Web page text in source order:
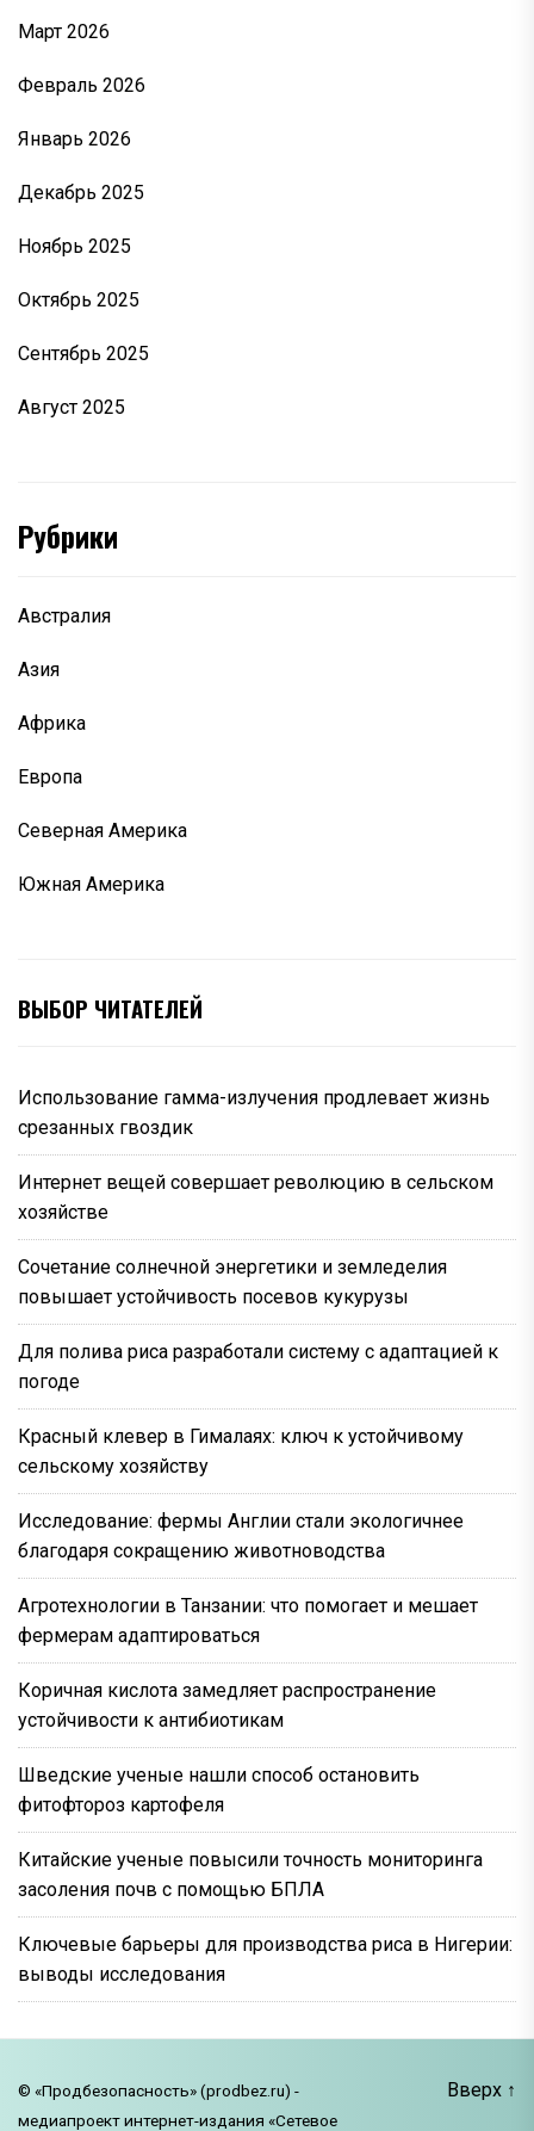
Март 2026
Февраль 2026
Январь 2026
Декабрь 2025
Ноябрь 2025
Октябрь 2025
Сентябрь 2025
Август 2025
Рубрики
Австралия
Азия
Африка
Европа
Северная Америка
Южная Америка
ВЫБОР ЧИТАТЕЛЕЙ
Использование гамма-излучения продлевает жизнь
срезанных гвоздик
Интернет вещей совершает революцию в сельском
хозяйстве
Сочетание солнечной энергетики и земледелия
повышает устойчивость посевов кукурузы
Для полива риса разработали систему с адаптацией к
погоде
Красный клевер в Гималаях: ключ к устойчивому
сельскому хозяйству
Исследование: фермы Англии стали экологичнее
благодаря сокращению животноводства
Агротехнологии в Танзании: что помогает и мешает
фермерам адаптироваться
Коричная кислота замедляет распространение
устойчивости к антибиотикам
Шведские ученые нашли способ остановить
фитофтороз картофеля
Китайские ученые повысили точность мониторинга
засоления почв с помощью БПЛА
Ключевые барьеры для производства риса в Нигерии:
выводы исследования
© «Продбезопасность» (prodbez.ru) -
медиапроект интернет-издания «Сетевое
Вверх ↑